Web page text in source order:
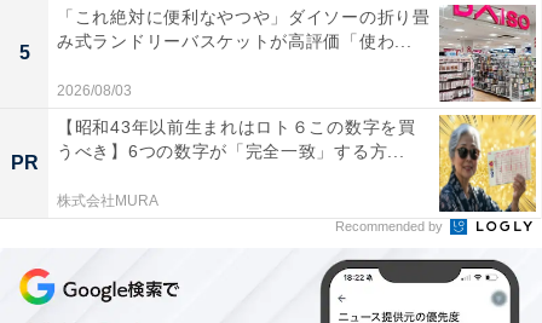
「長時間つけていても疲れにくい」。「Victor
HA-A30T2」に届いた口コミは？
5
「これ絶対に便利なやつや」ダイソーの折り畳
み式ランドリーバスケットが高評価「使わ...
2026/08/03
PR
【昭和43年以前生まれはロト６この数字を買
うべき】6つの数字が「完全一致」する方...
株式会社MURA
Recommended by